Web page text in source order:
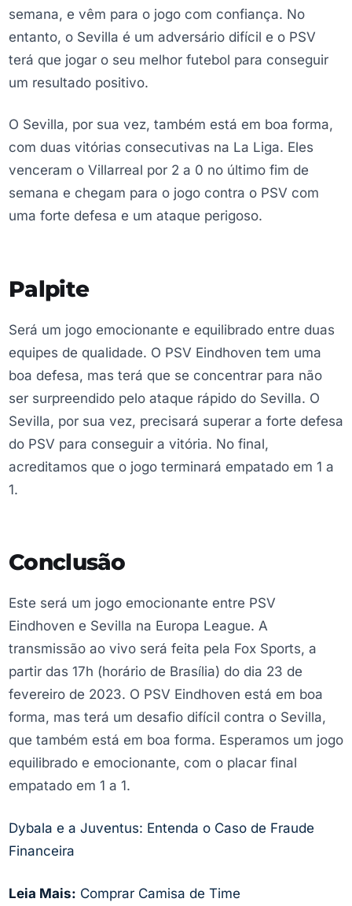
semana, e vêm para o jogo com confiança. No
entanto, o Sevilla é um adversário difícil e o PSV
terá que jogar o seu melhor futebol para conseguir
um resultado positivo.
O Sevilla, por sua vez, também está em boa forma,
com duas vitórias consecutivas na La Liga. Eles
venceram o Villarreal por 2 a 0 no último fim de
semana e chegam para o jogo contra o PSV com
uma forte defesa e um ataque perigoso.
Palpite
Será um jogo emocionante e equilibrado entre duas
equipes de qualidade. O PSV Eindhoven tem uma
boa defesa, mas terá que se concentrar para não
ser surpreendido pelo ataque rápido do Sevilla. O
Sevilla, por sua vez, precisará superar a forte defesa
do PSV para conseguir a vitória. No final,
acreditamos que o jogo terminará empatado em 1 a
1.
Conclusão
Este será um jogo emocionante entre PSV
Eindhoven e Sevilla na Europa League. A
transmissão ao vivo será feita pela Fox Sports, a
partir das 17h (horário de Brasília) do dia 23 de
fevereiro de 2023. O PSV Eindhoven está em boa
forma, mas terá um desafio difícil contra o Sevilla,
que também está em boa forma. Esperamos um jogo
equilibrado e emocionante, com o placar final
empatado em 1 a 1.
Dybala e a Juventus: Entenda o Caso de Fraude
Financeira
Leia Mais: Comprar Camisa de Time